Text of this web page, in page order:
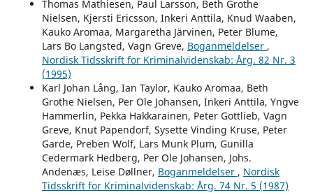
Thomas Mathiesen, Paul Larsson, Beth Grothe
Nielsen, Kjersti Ericsson, Inkeri Anttila, Knud Waaben,
Kauko Aromaa, Margaretha Järvinen, Peter Blume,
Lars Bo Langsted, Vagn Greve, Boganmeldelser ,
Nordisk Tidsskrift for Kriminalvidenskab: Årg. 82 Nr. 3
(1995)
Karl Johan Lång, Ian Taylor, Kauko Aromaa, Beth
Grothe Nielsen, Per Ole Johansen, Inkeri Anttila, Yngve
Hammerlin, Pekka Hakkarainen, Peter Gottlieb, Vagn
Greve, Knut Papendorf, Sysette Vinding Kruse, Peter
Garde, Preben Wolf, Lars Munk Plum, Gunilla
Cedermark Hedberg, Per Ole Johansen, Johs.
Andenæs, Leise Døllner, Boganmeldelser , Nordisk
Tidsskrift for Kriminalvidenskab: Årg. 74 Nr. 5 (1987)